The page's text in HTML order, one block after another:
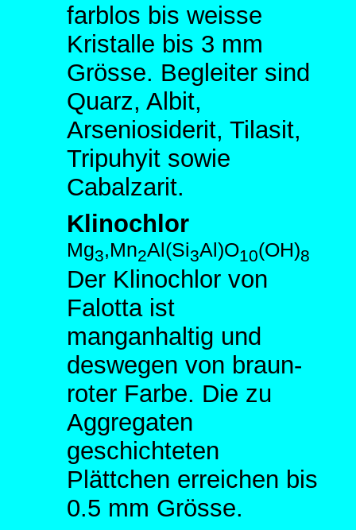
farblos bis weisse
Kristalle bis 3 mm
Grösse. Begleiter sind
Quarz, Albit,
Arseniosiderit, Tilasit,
Tripuhyit sowie
Cabalzarit.
Klinochlor
Mg3,Mn2Al(Si3Al)O10(OH)8
Der Klinochlor von
Falotta ist
manganhaltig und
deswegen von braun-
roter Farbe. Die zu
Aggregaten
geschichteten
Plättchen erreichen bis
0.5 mm Grösse.